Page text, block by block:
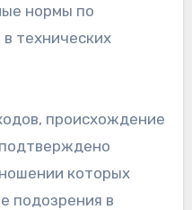
нормы по
технических
происхождение
которых
подозрения в